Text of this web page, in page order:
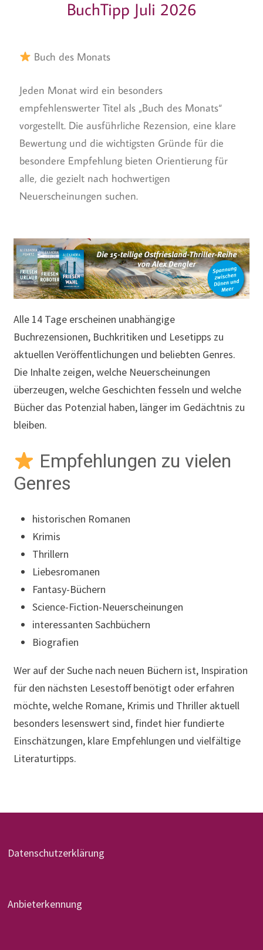
BuchTipp Juli 2026
Buch des Monats
Jeden Monat wird ein besonders
empfehlenswerter Titel als „Buch des Monats“
vorgestellt. Die ausführliche Rezension, eine klare
Bewertung und die wichtigsten Gründe für die
besondere Empfehlung bieten Orientierung für
alle, die gezielt nach hochwertigen
Neuerscheinungen suchen.
Alle 14 Tage erscheinen unabhängige
Buchrezensionen, Buchkritiken und Lesetipps zu
aktuellen Veröffentlichungen und beliebten Genres.
Die Inhalte zeigen, welche Neuerscheinungen
überzeugen, welche Geschichten fesseln und welche
Bücher das Potenzial haben, länger im Gedächtnis zu
bleiben.
Empfehlungen zu vielen
Genres
historischen Romanen
Krimis
Thrillern
Liebesromanen
Fantasy-Büchern
Science-Fiction-Neuerscheinungen
interessanten Sachbüchern
Biografien
Wer auf der Suche nach neuen Büchern ist, Inspiration
für den nächsten Lesestoff benötigt oder erfahren
möchte, welche Romane, Krimis und Thriller aktuell
besonders lesenswert sind, findet hier fundierte
Einschätzungen, klare Empfehlungen und vielfältige
Literaturtipps.
Datenschutzerklärung
Anbieterkennung